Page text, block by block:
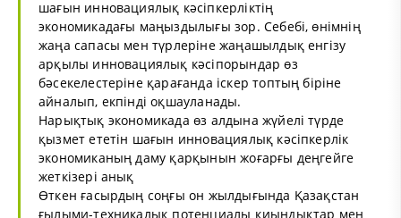
шағын инновациялық кәсіпкерліктің
экономикадағы маңыздылығы зор. Себебі, өнімнің
жаңа сапасы мен түрлеріне жаңашылдық енгізу
арқылы инновациялық кәсіпорындар өз
бәсекелестеріне қарағанда іскер топтың біріне
айналып, екпінді оқшауланады.
Нарықтық экономикада өз алдына жүйелі түрде
қызмет ететін шағын инновациялық кәсіпкерлік
экономиканың даму қарқынын жоғарғы деңгейге
жеткізері анық
Өткен ғасырдың соңғы он жылдығында Қазақстан
ғылыми-техникалық потенциалы қиындықтар мен